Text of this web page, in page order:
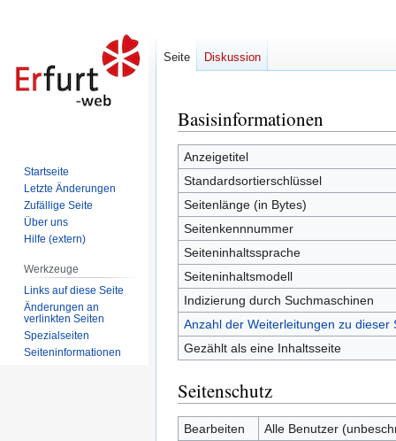
Zur
Navigation
springen
Zur
Suche
springen
Basisinformationen
Anzeigetitel
Standardsortierschlüssel
Seitenlänge (in Bytes)
Seitenkennnummer
Seiteninhaltssprache
Seiteninhaltsmodell
Indizierung durch Suchmaschinen
Anzahl der Weiterleitungen zu dieser
Gezählt als eine Inhaltsseite
Seitenschutz
Bearbeiten
Alle Benutzer
Seite Diskussion
Startseite
Letzte Änderungen
Zufällige Seite
Über uns
Hilfe (extern)
Werkzeuge
Links auf diese Seite
Änderungen an
verlinkten Seiten
Spezialseiten
Seiten­informationen